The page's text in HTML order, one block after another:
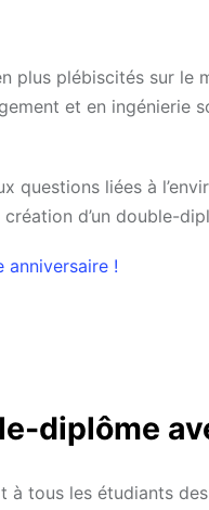
plus plébiscités sur le
et en ingénierie
liées à
d’un double-
anniversaire !
diplôme
à tous les étudiants